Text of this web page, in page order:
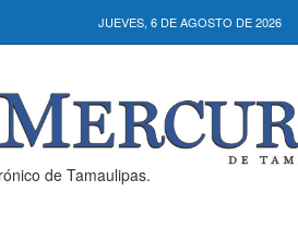
JUEVES, 6 DE AGOSTO DE 2026
de Tamaulipas.